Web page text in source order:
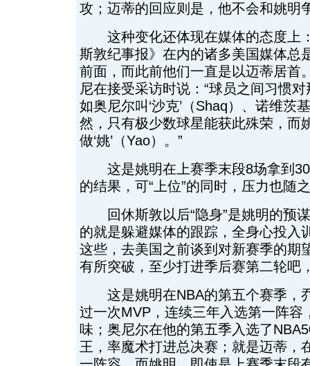
攻；迈蒂的回应则是，他不会和姚明
这种变化还体现在媒体的态度上
斯敦纪事报》在内的诸多美国媒体总
前面，而此前他们一直是以迈蒂居首
尼在接受采访时说：“球员之间习惯
如奥尼尔叫‘沙克’（Shaq）、诺维茨
然，只有极少数球星能获此殊荣，而
做‘姚’（Yao）。”
这是姚明在上赛季末段8场拿到
的结果，可“上位”的同时，压力也随
回休斯敦以后“隐身”是姚明的预
的就是躲避媒体的跟踪，全身心投入
这些，去美国之前谈到对新赛季的期
有所突破，至少打进季后赛第二轮吧
这是姚明在NBA的第五个赛季，
过一次MVP，连续三年入选第一阵容
味；奥尼尔在他的第五季入选了
王，率魔术打进总决赛；就是迈蒂，